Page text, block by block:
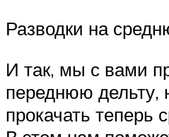
Разводки на
И так, мы с вами
переднюю дельту,
прокачать теперь